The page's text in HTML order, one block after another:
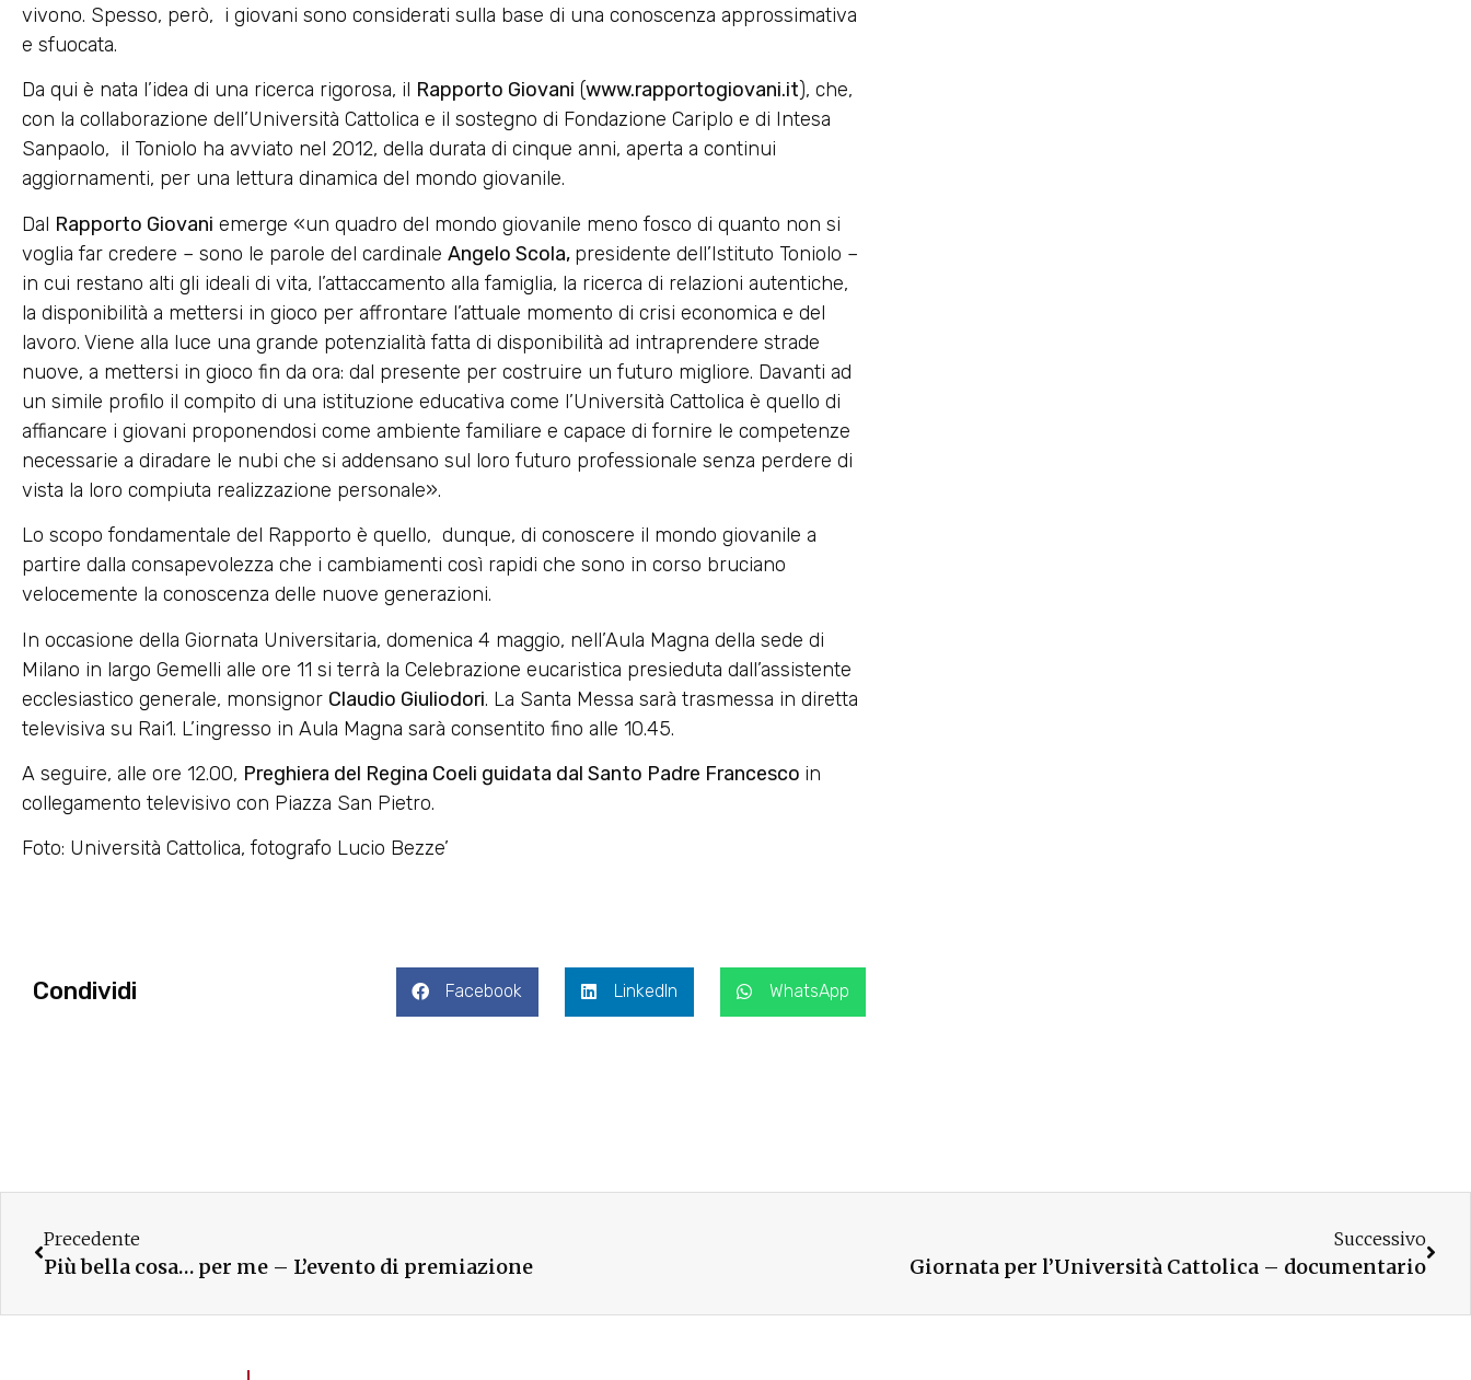
vivono. Spesso, però, i giovani sono considerati sulla base di una conoscenza approssimativa
e sfuocata.
Da qui è nata l’idea di una ricerca rigorosa, il Rapporto Giovani (www.rapportogiovani.it), che,
con la collaborazione dell’Università Cattolica e il sostegno di Fondazione Cariplo e di Intesa
Sanpaolo, il Toniolo ha avviato nel 2012, della durata di cinque anni, aperta a continui
aggiornamenti, per una lettura dinamica del mondo giovanile.
Dal Rapporto Giovani emerge «un quadro del mondo giovanile meno fosco di quanto non si
voglia far credere – sono le parole del cardinale Angelo Scola, presidente dell’Istituto Toniolo –
in cui restano alti gli ideali di vita, l’attaccamento alla famiglia, la ricerca di relazioni autentiche,
la disponibilità a mettersi in gioco per affrontare l’attuale momento di crisi economica e del
lavoro. Viene alla luce una grande potenzialità fatta di disponibilità ad intraprendere strade
nuove, a mettersi in gioco fin da ora: dal presente per costruire un futuro migliore. Davanti ad
un simile profilo il compito di una istituzione educativa come l’Università Cattolica è quello di
affiancare i giovani proponendosi come ambiente familiare e capace di fornire le competenze
necessarie a diradare le nubi che si addensano sul loro futuro professionale senza perdere di
vista la loro compiuta realizzazione personale».
Lo scopo fondamentale del Rapporto è quello, dunque, di conoscere il mondo giovanile a
partire dalla consapevolezza che i cambiamenti così rapidi che sono in corso bruciano
velocemente la conoscenza delle nuove generazioni.
In occasione della Giornata Universitaria, domenica 4 maggio, nell’Aula Magna della sede di
Milano in largo Gemelli alle ore 11 si terrà la Celebrazione eucaristica presieduta dall’assistente
ecclesiastico generale, monsignor Claudio Giuliodori. La Santa Messa sarà trasmessa in diretta
televisiva su Rai1. L’ingresso in Aula Magna sarà consentito fino alle 10.45.
A seguire, alle ore 12.00, Preghiera del Regina Coeli guidata dal Santo Padre Francesco in
collegamento televisivo con Piazza San Pietro.
Foto: Università Cattolica, fotografo Lucio Bezze’
Condividi Facebook LinkedIn WhatsApp
Precedente
Più bella cosa… per me – L’evento di premiazione
Successivo
Giornata per l’Università Cattolica – documentario